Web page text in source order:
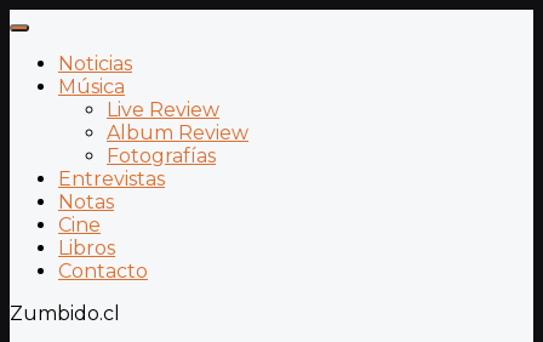
Noticias
Música
Live Review
Album Review
Fotografías
Entrevistas
Notas
Cine
Libros
Contacto
Zumbido.cl